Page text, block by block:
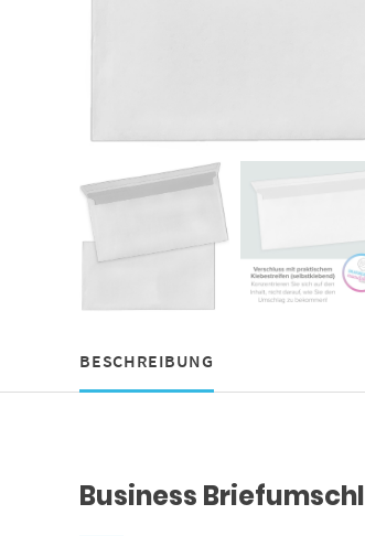
BESCHREIBUNG
Business